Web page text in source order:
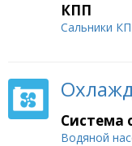
КПП
Сальники
Система
Водяной